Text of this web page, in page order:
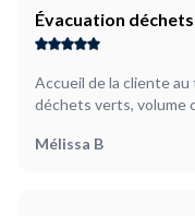
Évacuation
Accueil de la cliente au
déchets verts, volume
Mélissa B